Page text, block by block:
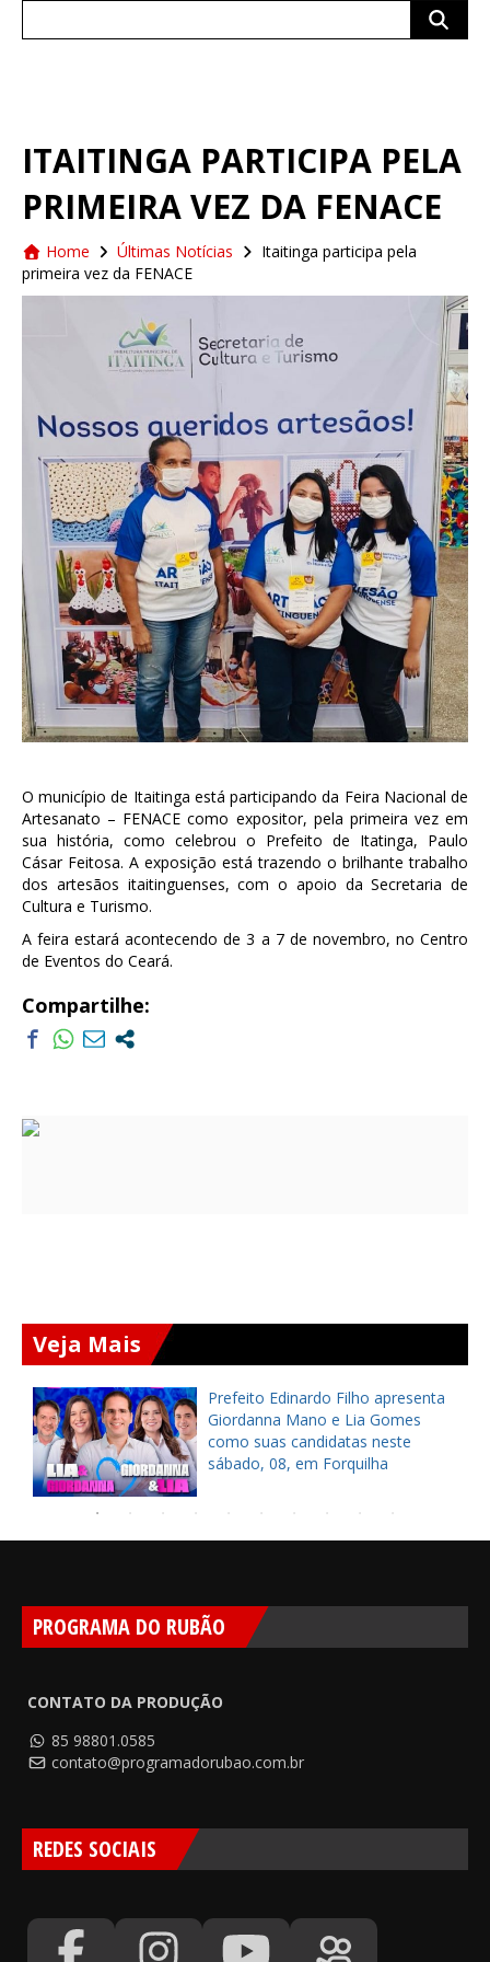
ITAITINGA PARTICIPA PELA
PRIMEIRA VEZ DA FENACE
Home Últimas Notícias
Itaitinga participa pela
primeira vez da FENACE
O município de Itaitinga está participando da Feira Nacional de
Artesanato – FENACE como expositor, pela primeira vez em
sua história, como celebrou o Prefeito de Itatinga, Paulo
Cásar Feitosa. A exposição está trazendo o brilhante trabalho
dos artesãos itaitinguenses, com o apoio da Secretaria de
Cultura e Turismo.
A feira estará acontecendo de 3 a 7 de novembro, no Centro
de Eventos do Ceará.
Compartilhe:
Veja Mais
Prefeito Edinardo Filho apresenta
Giordanna Mano e Lia Gomes
como suas candidatas neste
sábado, 08, em Forquilha
PROGRAMA DO RUBÃO
CONTATO DA PRODUÇÃO
85 98801.0585
contato@programadorubao.com.br
REDES SOCIAIS